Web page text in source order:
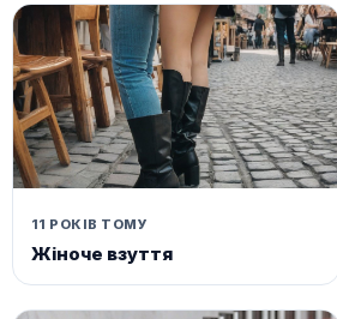
11 РОКІВ ТОМУ
Жіноче взуття